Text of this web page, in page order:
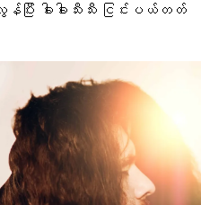
း ခါးခါးသီးသီး ငြင်းပယ်တတ်